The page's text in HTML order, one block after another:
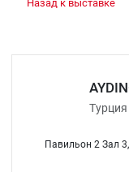
Назад к выставке
Турция
Павильон 2 Зал